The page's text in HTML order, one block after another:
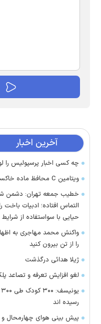
آخرین اخبار
چه کسی اخبار پرسپولیس را
ویتامین C محافظ ماده خاکستری مغز در سالمندان
خطیب جمعه تهران: دشمن
التماس افتاده؛ ادبیات
حیایی با سواستفاده از
واکنش محمد مهاجری به
را از تن بیرون کنید
ژیلا هدائی درگذشت
لغو افزایش تعرفه و تصاعد
رسیده اند
پیش بینی هوای چهارمحال و